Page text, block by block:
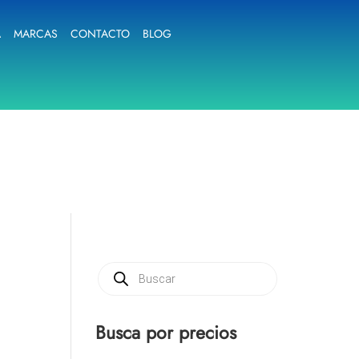
MARCAS CONTACTO BLOG
Búsqueda
Busca por precios